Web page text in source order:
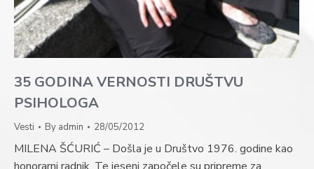
35 GODINA VERNOSTI DRUŠTVU
PSIHOLOGA
Vesti By admin 28/05/2012
MILENA ŠĆURIĆ – Došla je u Društvo 1976. godine kao